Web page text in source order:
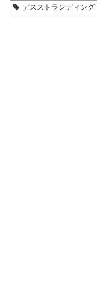
デスストランディング